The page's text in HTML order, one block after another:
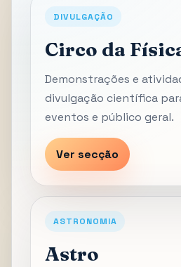
DIVULGAÇÃO
Circo da
Demonstrações e
divulgação científica
eventos e público geral.
Ver secção
ASTRONOMIA
Astro